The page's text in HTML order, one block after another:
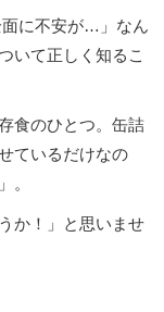
面に不安が…」なん
いて正しく知るこ
食のひとつ。缶詰
ているだけなの
。
か！」と思いませ